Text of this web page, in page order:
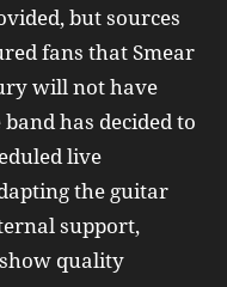
but sources
fans that Smear
will not have
has decided to
live
the guitar
support,
quality